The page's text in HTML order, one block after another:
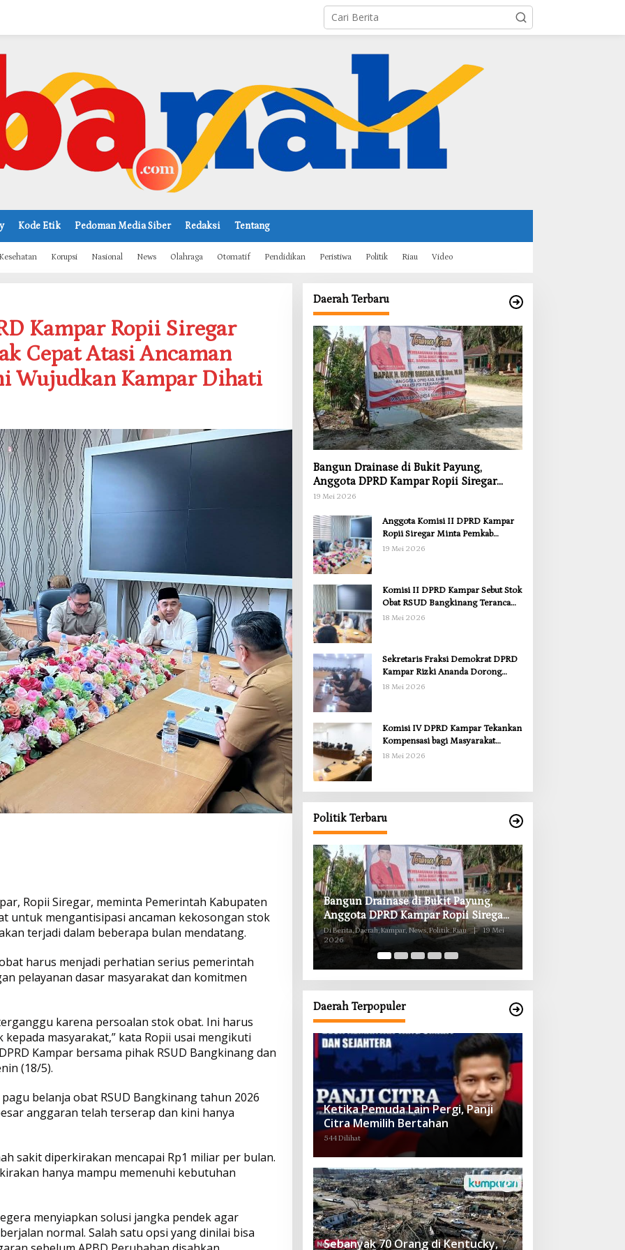
Kode Etik Pedoman Media Siber Redaksi Tentang
Kesehatan Korupsi Nasional News Olahraga Otomatif Pendidikan Peristiwa Politik Riau Video
Kampar Ropii Siregar
Cepat Atasi Ancaman
Wujudkan Kampar Dihati
Ropii Siregar, meminta Pemerintah Kabupaten
untuk mengantisipasi ancaman kekosongan stok
terjadi dalam beberapa bulan mendatang.
harus menjadi perhatian serius pemerintah
pelayanan dasar masyarakat dan komitmen
karena persoalan stok obat. Ini harus
masyarakat,” kata Ropii usai mengikuti
Kampar bersama pihak RSUD Bangkinang dan
(18/5).
belanja obat RSUD Bangkinang tahun 2026
anggaran telah terserap dan kini hanya
sakit diperkirakan mencapai Rp1 miliar per bulan.
hanya mampu memenuhi kebutuhan
menyiapkan solusi jangka pendek agar
normal. Salah satu opsi yang dinilai bisa
Daerah Terbaru
Bangun Drainase di Bukit Payung,
Anggota DPRD Kampar Ropii Siregar
Dorong Infrastruktur yang Menyentuh
19 Mei 2026
Anggota Komisi II DPRD Kampar
Ropii Siregar Minta Pemkab
Bergerak Cepat Atasi Ancaman
19 Mei 2026
Komisi II DPRD Kampar Sebut Stok
Obat RSUD Bangkinang Terancam
Habis Juli 2026
18 Mei 2026
Sekretaris Fraksi Demokrat DPRD
Kampar Rizki Ananda Dorong
Pemulihan Lingkungan dan
18 Mei 2026
Komisi IV DPRD Kampar Tekankan
Kompensasi bagi Masyarakat
Terdampak
18 Mei 2026
Politik Terbaru
Bangun Drainase di Bukit Payung,
Anggota DPRD Kampar Ropii Siregar
Dorong Infrastruktur yang
Menyentuh Kebutuhan Dasar
Di Berita, Daerah, Kampar, News, Politik, Riau
Anggota Komisi II DPRD Kampar
Ropii Siregar Minta Pemkab Bergerak
Cepat Atasi Ancaman Kekosongan
Obat demi Wujudkan Kampar Dihati
Di Berita, Daerah, Kampar, News, Politik, Riau |
19 Mei
2026
Daerah Terpopuler
Ketika Pemuda Lain Pergi, Panji
Citra Memilih Bertahan
544 Dilihat
Sebanyak 70 Orang di Kentucky,